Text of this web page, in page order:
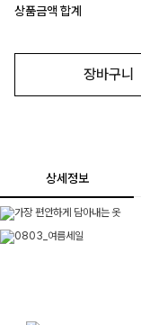
상품금액 합계
장바구니
상세정보